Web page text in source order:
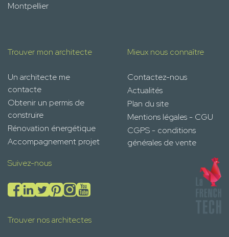
Montpellier
Trouver mon architecte
Un architecte me
contacte
Obtenir un permis de
construire
Rénovation énergétique
Accompagnement projet
Mieux nous connaître
Contactez-nous
Actualités
Plan du site
Mentions légales - CGU
CGPS - conditions
générales de vente
Suivez-nous
Trouver nos architectes